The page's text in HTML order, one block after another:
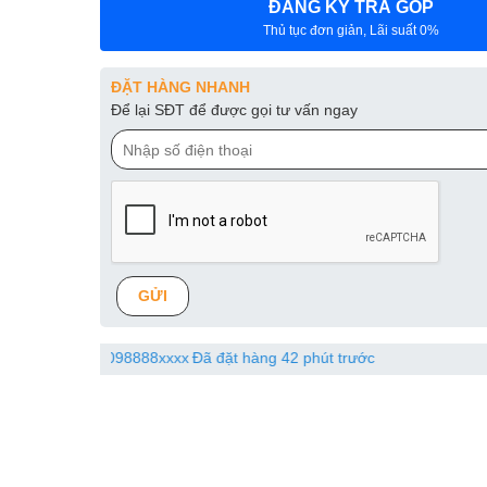
ĐĂNG KÝ TRẢ GÓP
Thủ tục đơn giản, Lãi suất 0%
ĐẶT HÀNG NHANH
Để lại SĐT để được gọi tư vấn ngay
GỬI
Đã đặt hàng 42 phút trước Nguyễn trọng